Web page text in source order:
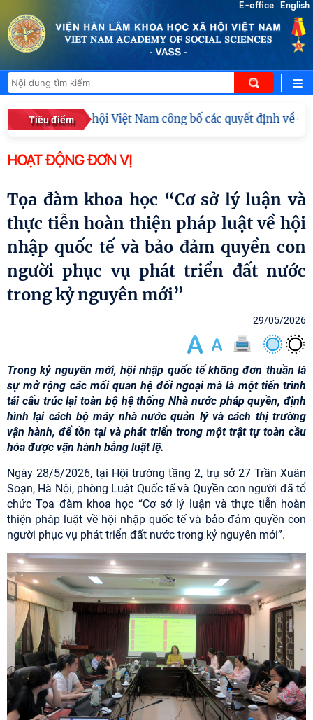
E-office English
Tiêu điểm
Khoa học xã hội Việt Nam công bố các quyết định về công
HOẠT ĐỘNG ĐƠN VỊ
Tọa đàm khoa học “Cơ sở lý luận và
thực tiễn hoàn thiện pháp luật về hội
nhập quốc tế và bảo đảm quyền con
người phục vụ phát triển đất nước
trong kỷ nguyên mới”
29/05/2026
Trong kỷ nguyên mới, hội nhập quốc tế không đơn thuần là
sự mở rộng các mối quan hệ đối ngoại mà là một tiến trình
tái cấu trúc lại toàn bộ hệ thống Nhà nước pháp quyền, định
hình lại cách bộ máy nhà nước quản lý và cách thị trường
vận hành, để tồn tại và phát triển trong một trật tự toàn cầu
hóa được vận hành bằng luật lệ.
Ngày 28/5/2026, tại Hội trường tầng 2, trụ sở 27 Trần Xuân
Soạn, Hà Nội, phòng Luật Quốc tế và Quyền con người đã tổ
chức Tọa đàm khoa học “Cơ sở lý luận và thực tiễn hoàn
thiện pháp luật về hội nhập quốc tế và bảo đảm quyền con
người phục vụ phát triển đất nước trong kỷ nguyên mới”.